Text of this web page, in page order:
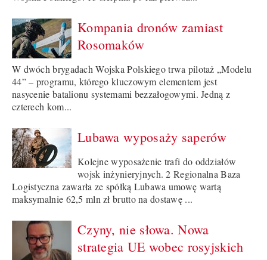
Kompania dronów zamiast
Rosomaków
W dwóch brygadach Wojska Polskiego trwa pilotaż „Modelu
44” – programu, którego kluczowym elementem jest
nasycenie batalionu systemami bezzałogowymi. Jedną z
czterech kom...
Lubawa wyposaży saperów
Kolejne wyposażenie trafi do oddziałów
wojsk inżynieryjnych. 2 Regionalna Baza
Logistyczna zawarła ze spółką Lubawa umowę wartą
maksymalnie 62,5 mln zł brutto na dostawę ...
Czyny, nie słowa. Nowa
strategia UE wobec rosyjskich